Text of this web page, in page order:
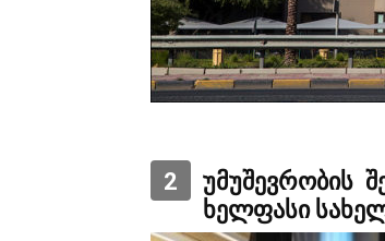
2
უმუშევრობის
ხელფასი